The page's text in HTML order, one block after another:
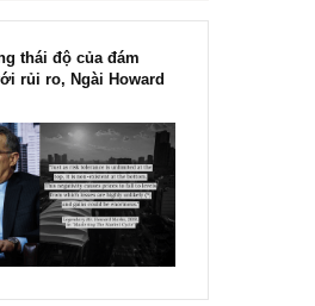
thái độ của đám
với rủi ro, Ngài Howard